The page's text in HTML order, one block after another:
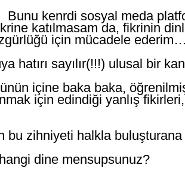
Bunu kenrdi sosyal meda
katılmasam da, fikrinin
için mücadele
hatırı sayılır(!!!) ulusal bir
içine baka baka,
için edindiği yanlış
bu zihniyeti halkla
dine mensupsunuz?